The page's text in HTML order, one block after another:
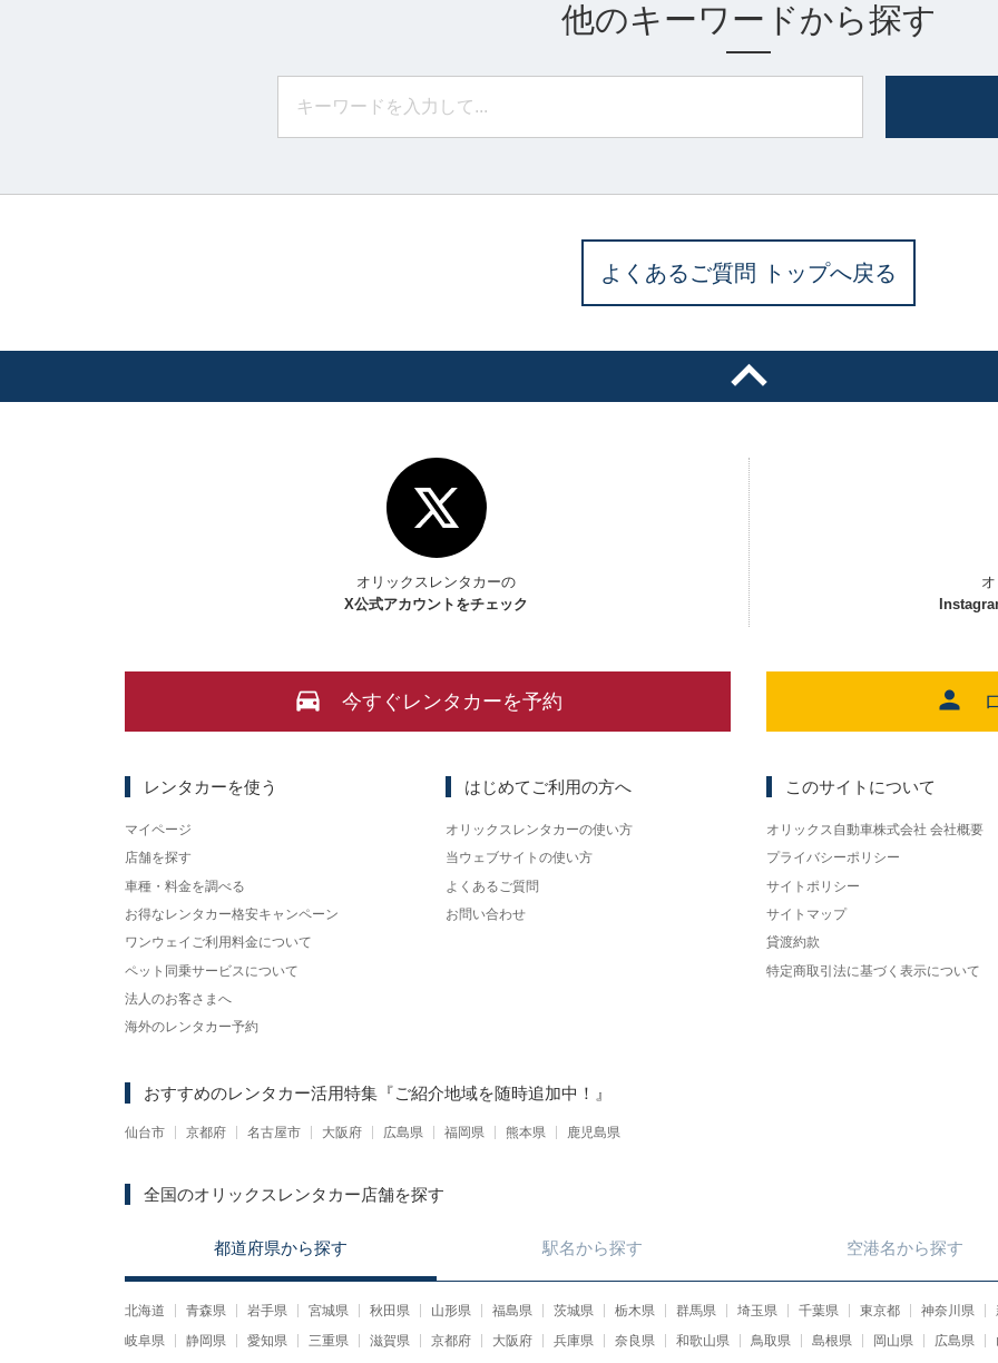
他のキーワードから探す
よくあるご質問 トップへ戻る
オリックスレンタカーの
X公式アカウントをチェック
今すぐレンタカーを予約
レンタカーを使う
マイページ
店舗を探す
車種・料金を調べる
お得なレンタカー格安キャンペーン
ワンウェイご利用料金について
ペット同乗サービスについて
法人のお客さまへ
海外のレンタカー予約
はじめてご利用の方へ
オリックスレンタカーの使い方
当ウェブサイトの使い方
よくあるご質問
お問い合わせ
このサイトについて
オリックス自動車株式会社 会社概要
プライバシーポリシー
サイトポリシー
サイトマップ
貸渡約款
特定商取引法に基づく表示について
おすすめのレンタカー活用特集 『ご紹介地域を随時追加中！』
仙台市 京都府 名古屋市 大阪府 広島県 福岡県 熊本県 鹿児島県
全国のオリックスレンタカー店舗を探す
都道府県から探す 駅名から探す 空港名から探す
北海道 青森県 岩手県 宮城県 秋田県 山形県 福島県 茨城県 栃木県 群馬県 埼玉県 千葉県 東京都 神奈川県
岐阜県
静岡県 愛知県 三重県 滋賀県 京都府 大阪府 兵庫県 奈良県 和歌山県 鳥取県 島根県 岡山県 広島県